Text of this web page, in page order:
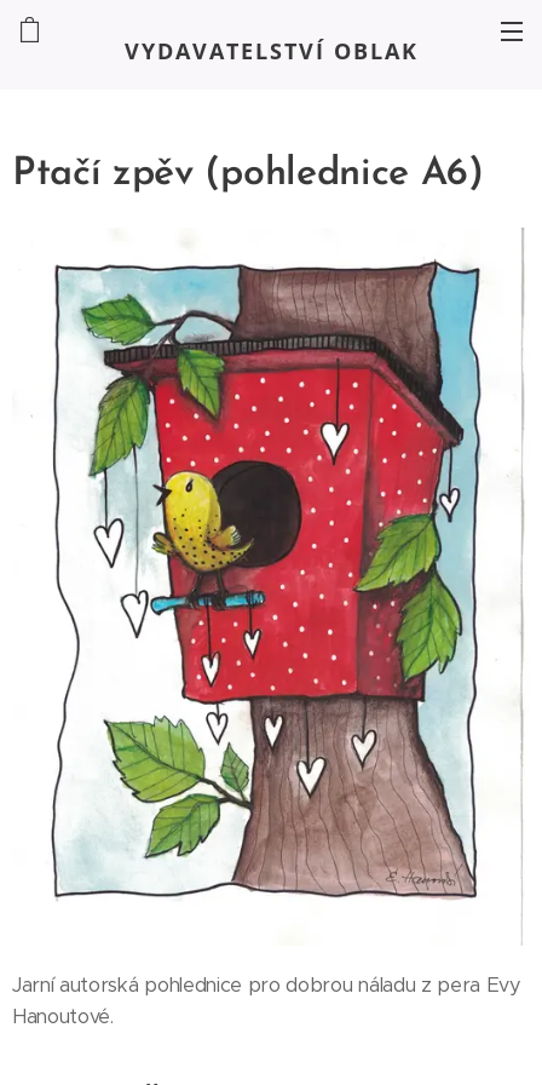
VYDAVATELSTVÍ OBLAK
Ptačí zpěv (pohlednice A6)
Jarní autorská pohlednice pro dobrou náladu z pera Evy
Hanoutové.